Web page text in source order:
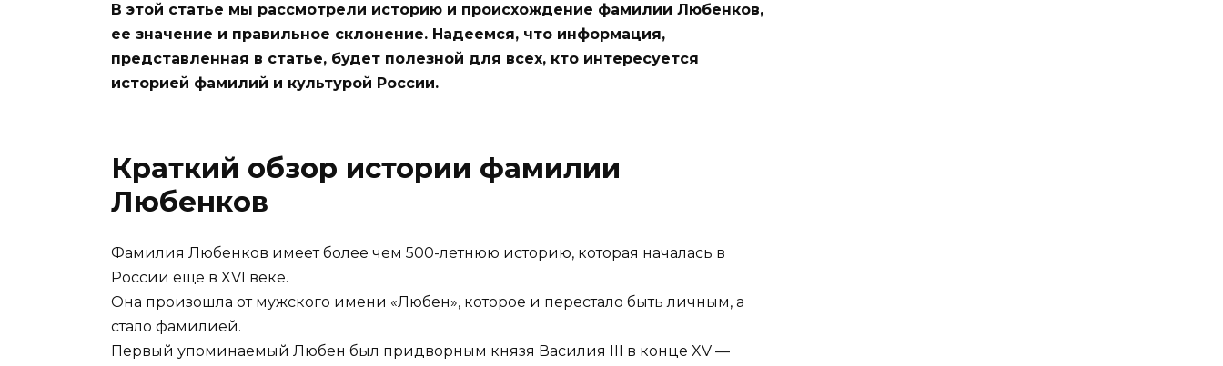
В этой статье мы рассмотрели историю и происхождение фамилии Любенков,
ее значение и правильное склонение. Надеемся, что информация,
представленная в статье, будет полезной для всех, кто интересуется
историей фамилий и культурой России.
Краткий обзор истории фамилии
Любенков
Фамилия Любенков имеет более чем 500-летнюю историю, которая началась в
России ещё в XVI веке.
Она произошла от мужского имени «Любен», которое и перестало быть личным, а
стало фамилией.
Первый упоминаемый Любен был придворным князя Василия III в конце XV —